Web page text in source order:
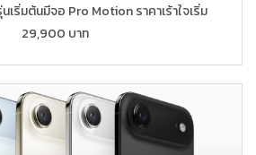
เริ่มต้นมีจอ Pro Motion ราคาเร้าใจเริ่ม
29,900 บาท